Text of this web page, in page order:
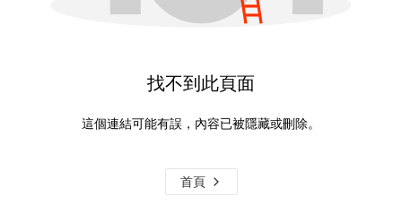
找不到此頁面
這個連結可能有誤，內容已被隱藏或刪除。
首頁